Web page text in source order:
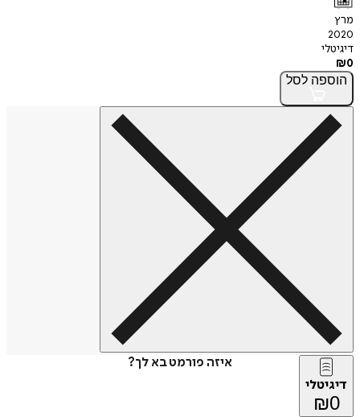
מרץ
2020
דיגיטלי
₪0
הוספה לסל
איזה פורמט בא לך?
דיגיטלי
₪0